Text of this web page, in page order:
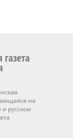
на
русском